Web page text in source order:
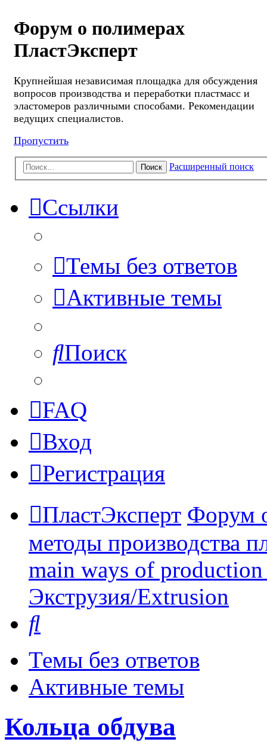
Форум о полимерах
ПластЭксперт
Крупнейшая независимая площадка для обсуждения
вопросов производства и переработки пластмасс и
эластомеров различными способами. Рекомендации
ведущих специалистов.
Пропустить
Поиск Расширенный поиск
Ссылки
Темы без ответов
Активные темы
Поиск
FAQ
Вход
Регистрация
ПластЭксперт Форум
методы производства
main ways of
Экструзия/Extrusion
Темы без ответов
Активные темы
Кольца обдува